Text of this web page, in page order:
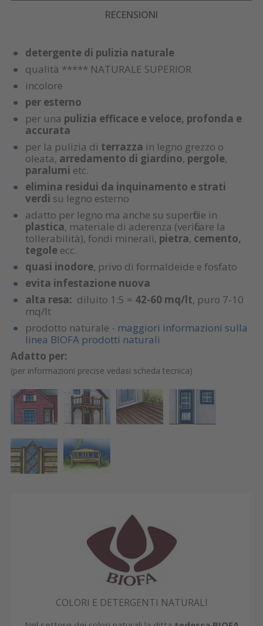
RECENSIONI
detergente di pulizia naturale
qualità ***** NATURALE SUPERIOR
incolore
per esterno
per una pulizia efficace e veloce, profonda e
accurata
per la pulizia di terrazza in legno grezzo o
oleata, arredamento di giardino, pergole,
paralumi etc.
elimina residui da inquinamento e strati
verdi su legno esterno
adatto per legno ma anche su superficie in
plastica, materiale di aderenza (verificare la
tollerabilità), fondi minerali, pietra, cemento,
tegoleecc.
quasi inodore, privo di formaldeide e fosfato
evita infestazione nuova
alta resa: diluito 1:5 = 42-60 mq/lt, puro 7-10
mq/lt
prodotto naturale - maggiori informazioni sulla
linea BIOFA prodotti naturali
Adatto per:
(per informazioni precise vedasi scheda tecnica)
COLORI E DETERGENTI NATURALI